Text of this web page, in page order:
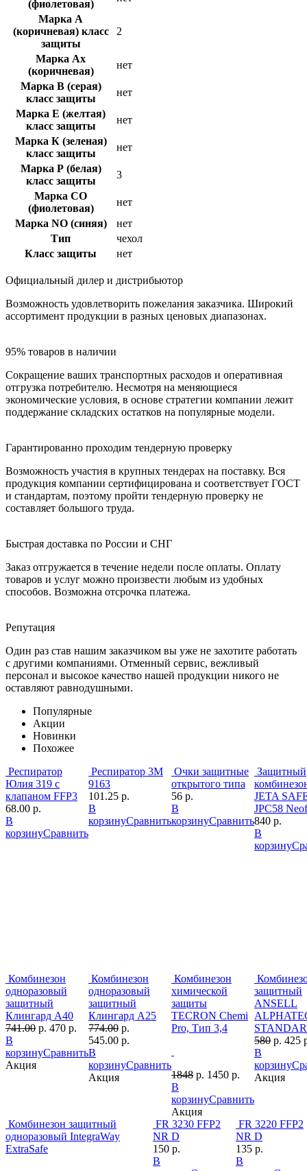
(фиолетовая)
Марка А
(коричневая) класс
защиты
2
Марка Ах
(коричневая)
нет
Марка В (серая)
класс защиты
нет
Марка Е (желтая)
класс защиты
нет
Марка К (зеленая)
класс защиты
нет
Марка Р (белая)
класс защиты
3
Марка СО
(фиолетовая)
нет
Марка NO (синяя)
нет
Тип
чехол
Класс защиты
нет
Официальный дилер и дистрибьютор
Возможность удовлетворить пожелания заказчика. Широкий
ассортимент продукции в разных ценовых диапазонах.
95% товаров в наличии
Сокращение ваших транспортных расходов и оперативная
отгрузка потребителю. Несмотря на меняющиеся
экономические условия, в основе стратегии компании лежит
поддержание складских остатков на популярные модели.
Гарантированно проходим тендерную проверку
Возможность участия в крупных тендерах на поставку. Вся
продукция компании сертифицирована и соответствует ГОСТ
и стандартам, поэтому пройти тендерную проверку не
составляет большого труда.
Быстрая доставка по России и СНГ
Заказ отгружается в течение недели после оплаты. Оплату
товаров и услуг можно произвести любым из удобных
способов. Возможна отсрочка платежа.
Репутация
Один раз став нашим заказчиком вы уже не захотите работать
с другими компаниями. Отменный сервис, вежливый
персонал и высокое качество нашей продукции никого не
оставляют равнодушными.
Популярные
Акции
Новинки
Похожее
Респиратор
Юлия 319 с
клапаном FFP3
68.00 р.
В
корзинуСравнить
Респиратор 3М
9163
101.25 р.
В
корзинуСравнить
Очки защитные
открытого типа
56 р.
В
корзинуСравнить
Защитный
JETA
JPC58
840 р.
В
корзину
Комбинезон
одноразовый
защитный
Клингард А40
741.00 р. 470 р.
В
корзинуСравнить
Акция
Комбинезон
одноразовый
защитный
Клингард А25
774.00 р.
545.00 р.
В
корзинуСравнить
Акция
Комбинезон
химической
защиты
TECRON Chemi
Pro, Тип 3,4
1848 р. 1450 р.
В
корзинуСравнить
Акция
защитный
ANSELL
580 р. 425
В
корзину
Акция
Комбинезон защитный
одноразовый IntegraWay
ExtraSafe
FR 3230 FFP2
NR D
150 р.
В
FR 3220 FFP2
NR D
135 р.
В